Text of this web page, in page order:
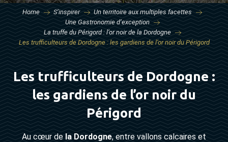
Home S’inspirer
Un territoire aux multiples facettes
Une Gastronomie d’exception
La truffe du Périgord : l’or noir de la Dordogne
Les trufficulteurs de Dordogne : les gardiens de l’or noir du Périgord
Les trufficulteurs de Dordogne :
les gardiens de l’or noir du
Périgord
Au cœur dela Dordogne, entre vallons calcaires et